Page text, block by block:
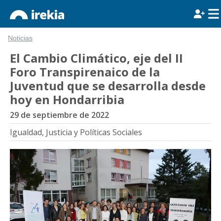
Noticias
El Cambio Climático, eje del II
Foro Transpirenaico de la
Juventud que se desarrolla desde
hoy en Hondarribia
29 de septiembre de 2022
Igualdad, Justicia y Políticas Sociales